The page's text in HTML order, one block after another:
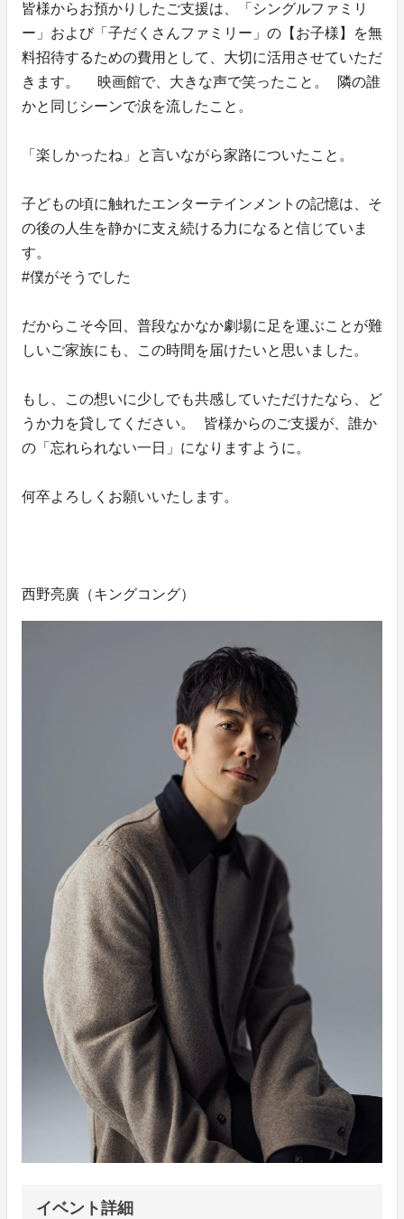
皆様からお預かりしたご支援は、「シングルファミリ
ー」および「子だくさんファミリー」の【お子様】を無
料招待するための費用として、大切に活用させていただ
きます。 映画館で、大きな声で笑ったこと。 隣の誰
かと同じシーンで涙を流したこと。
「楽しかったね」と言いながら家路についたこと。
子どもの頃に触れたエンターテインメントの記憶は、そ
の後の人生を静かに支え続ける力になると信じていま
す。
#僕がそうでした
だからこそ今回、普段なかなか劇場に足を運ぶことが難
しいご家族にも、この時間を届けたいと思いました。
もし、この想いに少しでも共感していただけたなら、ど
うか力を貸してください。 皆様からのご支援が、誰か
の「忘れられない一日」になりますように。
何卒よろしくお願いいたします。
西野亮廣（キングコング）
イベント詳細